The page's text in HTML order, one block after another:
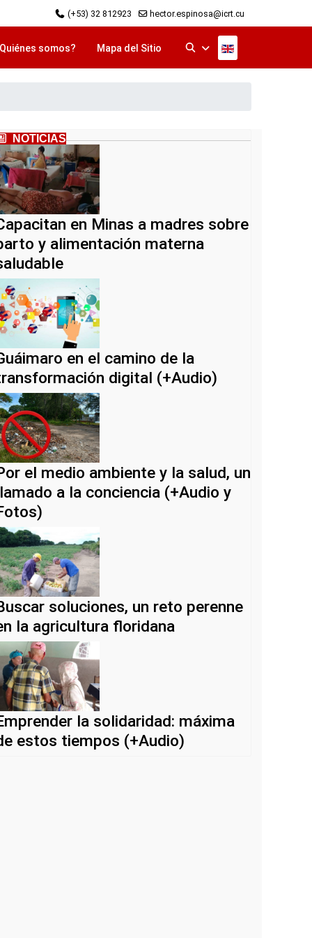
(+53) 32 812923 hector.espinosa@icrt.cu
somos? Mapa del Sitio Seleccione su
NOTICIAS
en Minas a madres sobre
y alimentación materna
en el camino de la
digital (+Audio)
el medio ambiente y la salud, un
a la conciencia (+Audio y
soluciones, un reto perenne
la agricultura floridana
la solidaridad: máxima
estos tiempos (+Audio)